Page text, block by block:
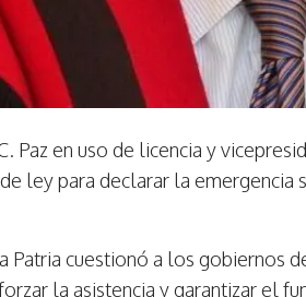
Paz en uso de licencia y
ley para declarar la emergencia
Patria cuestionó a los gobiernos
la asistencia y garantizar el